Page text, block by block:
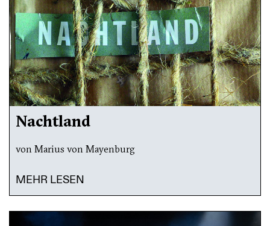
Nachtland
von Marius von Mayenburg
MEHR LESEN